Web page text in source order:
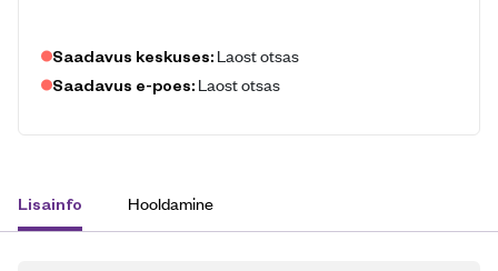
Saadavus keskuses: Laost otsas
Saadavus e-poes: Laost otsas
Lisainfo Hooldamine